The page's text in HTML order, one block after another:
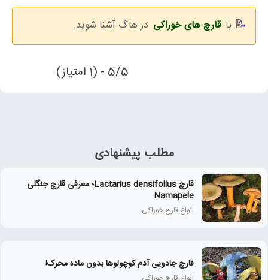
با قارچ های خوراکی در هاگ آشنا شوید.
5/5 - (1 امتیاز)
مطلب پیشنهادی
قارچ Lactarius densifolius؛ معرفی قارچ جنگلی
Namapele
انواع قارچ خوراکی
قارچ جادویی آدم کوچولوها بدون ماده محرک!